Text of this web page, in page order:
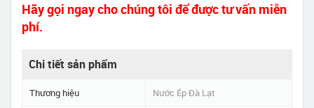
Hãy gọi ngay cho chúng tôi để được tư vấn miễn
phí.
Chi tiết sản phẩm
Thương hiệu Nước Ép Đà Lạt